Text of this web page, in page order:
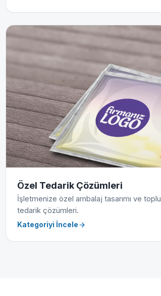
Özel Tedarik Çözümleri
İşletmenize özel ambalaj tasarımı ve toplu
tedarik çözümleri.
Kategoriyi İncele